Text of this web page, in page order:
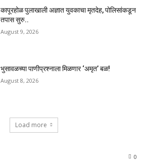
कापूरहोळ पुलाखाली अज्ञात युवकाचा मृतदेह, पोलिसांकडून
तपास सुरु..
August 9, 2026
भुसावळच्या पाणीप्रश्नाला मिळणार ‘अमृत’ बळ!
August 8, 2026
Load more
0